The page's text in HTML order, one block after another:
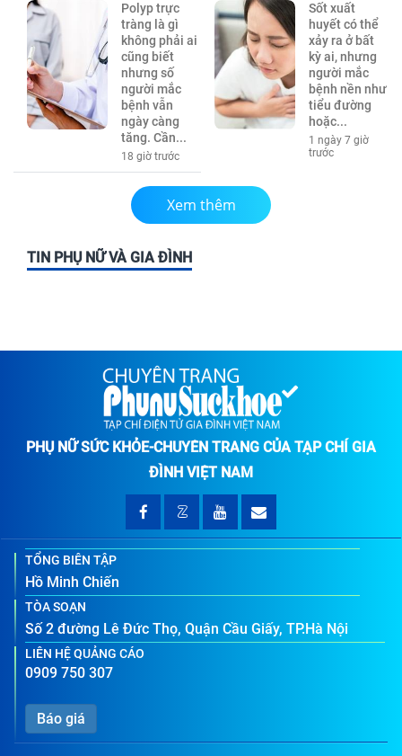
Polyp trực
tràng là gì
không phải ai
cũng biết
nhưng số
người mắc
bệnh vẫn
ngày càng
tăng. Cần...
18 giờ trước
Sốt xuất
huyết có thể
xảy ra ở bất
kỳ ai, nhưng
người mắc
bệnh nền như
tiểu đường
hoặc...
1 ngày 7 giờ
trước
Xem thêm
TIN PHỤ NỮ VÀ GIA ĐÌNH
PHỤ NỮ SỨC KHỎE-CHUYÊN TRANG CỦA TẠP CHÍ GIA
ĐÌNH VIỆT NAM
TỔNG BIÊN TẬP
Hồ Minh Chiến
TÒA SOẠN
Số 2 đường Lê Đức Thọ, Quận Cầu Giấy, TP.Hà Nội
LIÊN HỆ QUẢNG CÁO
0909 750 307
Báo giá